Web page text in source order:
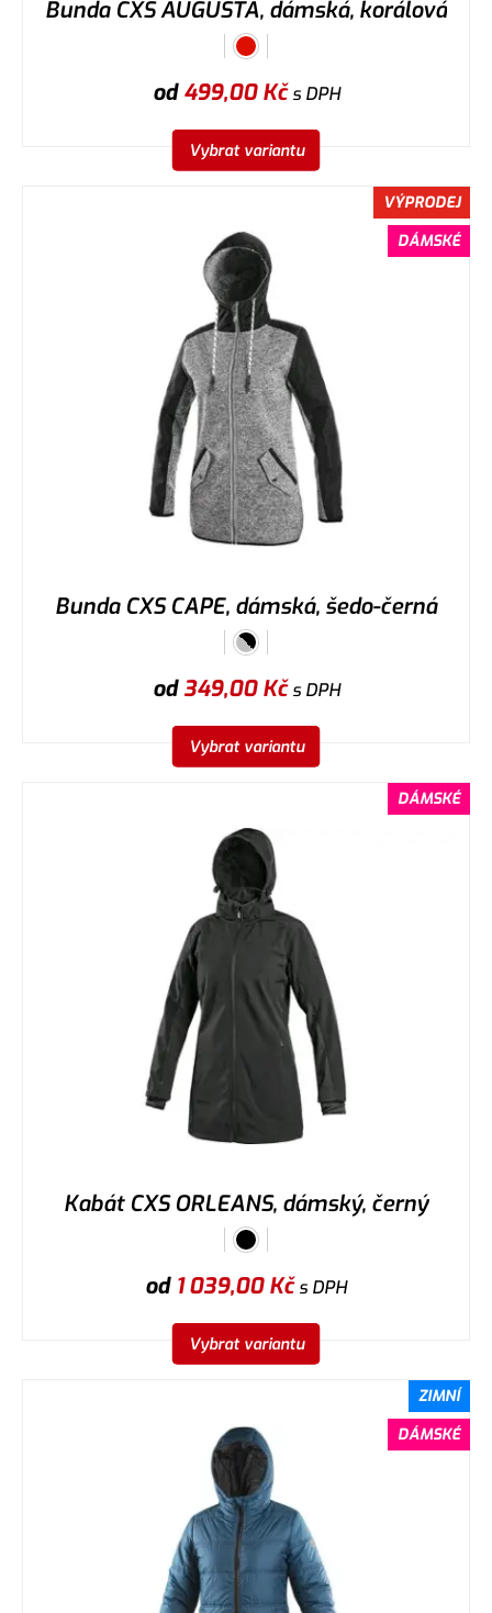
Bunda CXS AUGUSTA, dámská, korálová
od499,00Kčs DPH
Vybrat variantu
VÝPRODEJ
DÁMSKÉ
Bunda CXS CAPE, dámská, šedo-černá
od349,00Kčs DPH
Vybrat variantu
DÁMSKÉ
Kabát CXS ORLEANS, dámský, černý
od 1 039,00Kčs DPH
Vybrat variantu
ZIMNÍ
DÁMSKÉ